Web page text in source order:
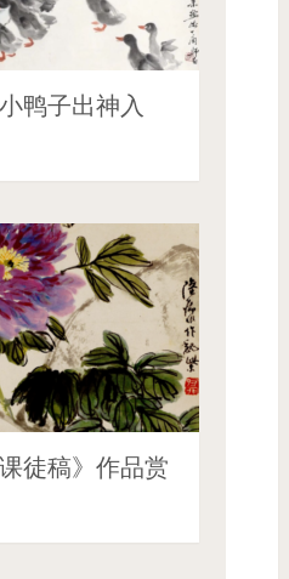
鸭子出神入
徒稿》作品赏